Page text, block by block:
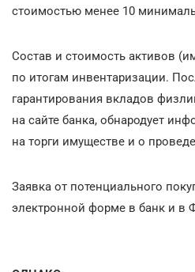
стоимостью менее 10
Состав и стоимость активов
по итогам инвентаризации.
гарантирования вкладов
на сайте банка, обнародует
на торги имуществе и о
Заявка от потенциального
электронной форме в банк и в